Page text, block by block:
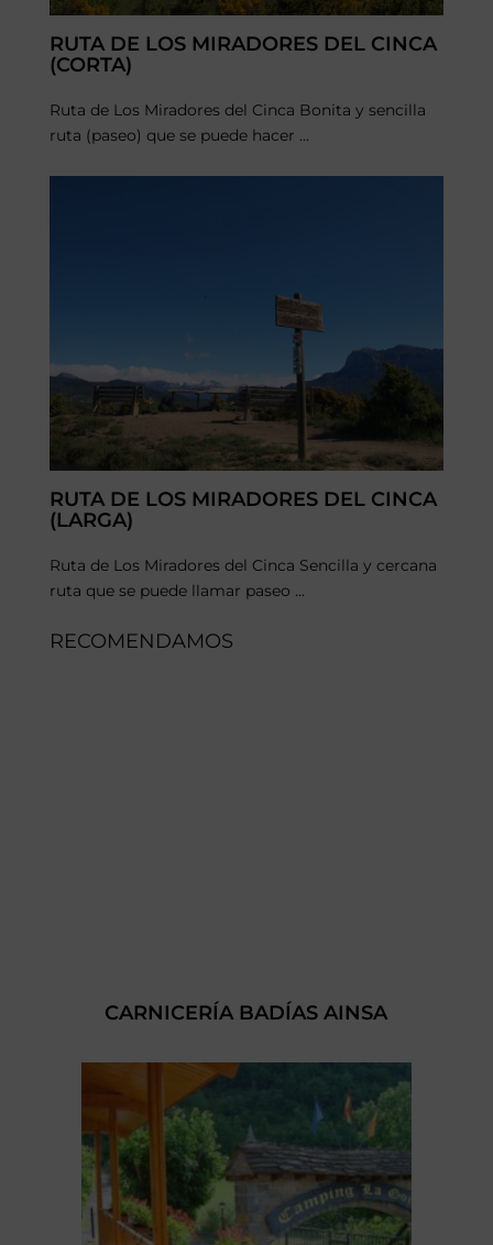
RUTA DE LOS MIRADORES DEL CINCA
(CORTA)
Ruta de Los Miradores del Cinca Bonita y sencilla
ruta (paseo) que se puede hacer ...
RUTA DE LOS MIRADORES DEL CINCA
(LARGA)
Ruta de Los Miradores del Cinca Sencilla y cercana
ruta que se puede llamar paseo ...
RECOMENDAMOS
CARNICERÍA BADÍAS AINSA